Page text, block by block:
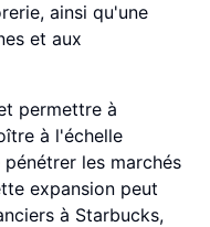
ainsi qu'une
et aux
permettre à
à l'échelle
les marchés
expansion peut
à Starbucks,